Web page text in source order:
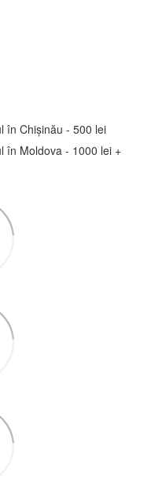
în Chișinău - 500 lei
în Moldova - 1000 lei +